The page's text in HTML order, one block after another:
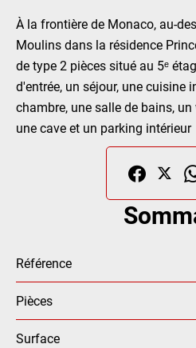
À la frontière de Monaco, au-
Moulins dans la résidence
de type 2 pièces situé au 5ᵉ
d'entrée, un séjour, une cuisine
chambre, une salle de bains,
une cave et un parking intérieur
Référence
Pièces
Surface